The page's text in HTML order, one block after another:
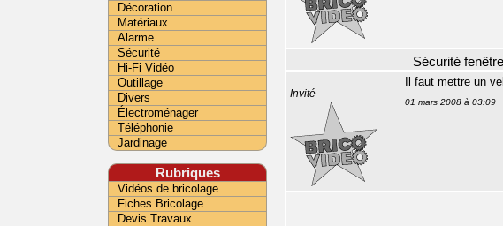
Sécurité
Invité
Il faut mettre un
01 mars 2008 à 03:09
Décoration
Matériaux
Alarme
Sécurité
Hi-Fi Vidéo
Outillage
Divers
Électroménager
Téléphonie
Jardinage
Rubriques
Vidéos de bricolage
Fiches Bricolage
Devis Travaux